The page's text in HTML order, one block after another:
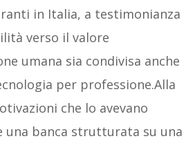
in Italia, a testimonianza
verso il valore
umana sia condivisa anche
per professione.Alla
che lo avevano
una banca strutturata su una